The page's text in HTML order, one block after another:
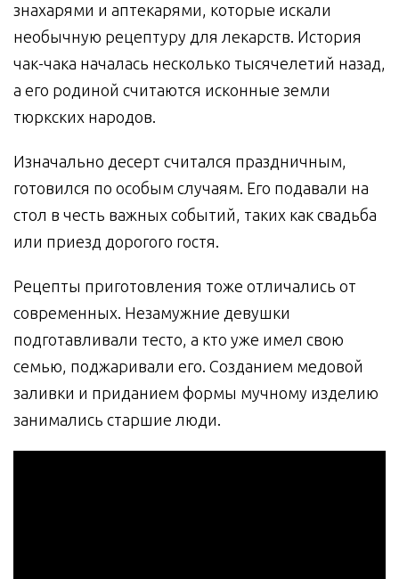
знахарями и аптекарями, которые искали
необычную рецептуру для лекарств. История
чак-чака началась несколько тысячелетий назад,
а его родиной считаются исконные земли
тюркских народов.
Изначально десерт считался праздничным,
готовился по особым случаям. Его подавали на
стол в честь важных событий, таких как свадьба
или приезд дорогого гостя.
Рецепты приготовления тоже отличались от
современных. Незамужние девушки
подготавливали тесто, а кто уже имел свою
семью, поджаривали его. Созданием медовой
заливки и приданием формы мучному изделию
занимались старшие люди.